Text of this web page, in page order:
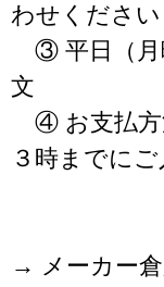
わせください
③ 平日（月
文
④ お支払方
３時までに
→ メーカー